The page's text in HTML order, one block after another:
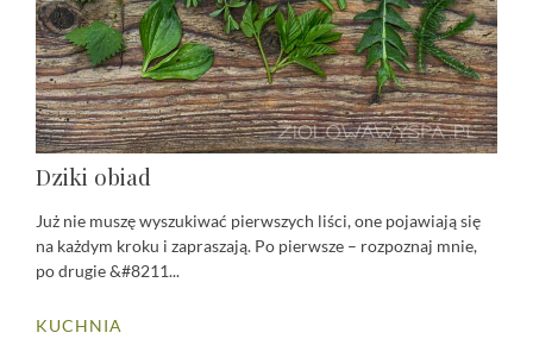
Dziki obiad
Już nie muszę wyszukiwać pierwszych liści, one pojawiają się
na każdym kroku i zapraszają. Po pierwsze – rozpoznaj mnie,
po drugie &#8211...
KUCHNIA